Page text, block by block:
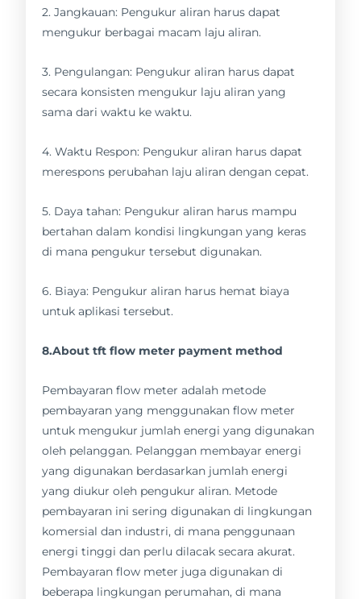
2. Jangkauan: Pengukur aliran harus dapat
mengukur berbagai macam laju aliran.
3. Pengulangan: Pengukur aliran harus dapat
secara konsisten mengukur laju aliran yang
sama dari waktu ke waktu.
4. Waktu Respon: Pengukur aliran harus dapat
merespons perubahan laju aliran dengan cepat.
5. Daya tahan: Pengukur aliran harus mampu
bertahan dalam kondisi lingkungan yang keras
di mana pengukur tersebut digunakan.
6. Biaya: Pengukur aliran harus hemat biaya
untuk aplikasi tersebut.
8.About tft flow meter payment method
Pembayaran flow meter adalah metode
pembayaran yang menggunakan flow meter
untuk mengukur jumlah energi yang digunakan
oleh pelanggan. Pelanggan membayar energi
yang digunakan berdasarkan jumlah energi
yang diukur oleh pengukur aliran. Metode
pembayaran ini sering digunakan di lingkungan
komersial dan industri, di mana penggunaan
energi tinggi dan perlu dilacak secara akurat.
Pembayaran flow meter juga digunakan di
beberapa lingkungan perumahan, di mana